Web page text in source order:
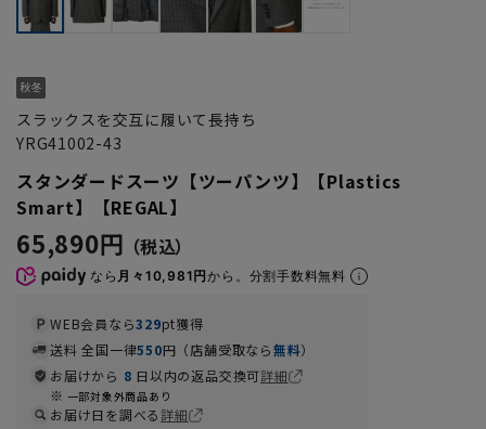
スラックスを交互に履いて長持ち
YRG41002-43
スタンダードスーツ【ツーパンツ】【Plastics
Smart】【REGAL】
65,890円
なら 月々10,981円から。分割手数料無料
WEB会員なら329pt獲得
送料 全国一律550円（店舗受取なら無料）
お届けから 8 日以内の返品交換可詳細
一部対象外商品あり
お届け日を調べる詳細